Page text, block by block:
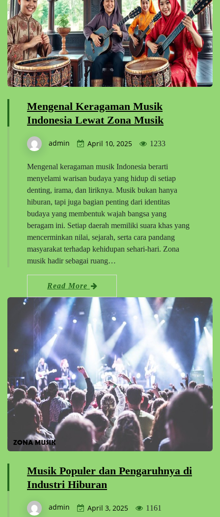
Mengenal Keragaman Musik
Indonesia Lewat Zona Musik
admin April 10, 2025 1233
Mengenal keragaman musik Indonesia berarti
menyelami warisan budaya yang hidup di setiap
denting, irama, dan liriknya. Musik bukan hanya
hiburan, tapi juga bagian penting dari identitas
budaya yang membentuk wajah bangsa yang
beragam ini. Setiap daerah memiliki suara khas yang
mencerminkan nilai, sejarah, serta cara pandang
masyarakat terhadap kehidupan sehari-hari. Zona
musik hadir sebagai ruang…
Read More
Musik Populer dan Pengaruhnya di
Industri Hiburan
admin April 3, 2025 1161